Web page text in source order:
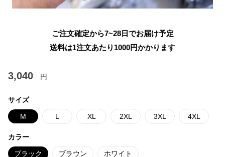
ご注文確定から7~28日でお届け予定
送料は1注文あたり 1000円かかります
3,040 円
サイズ
M L XL 2XL 3XL 4XL
カラー
ブラック ブラウン ホワイト